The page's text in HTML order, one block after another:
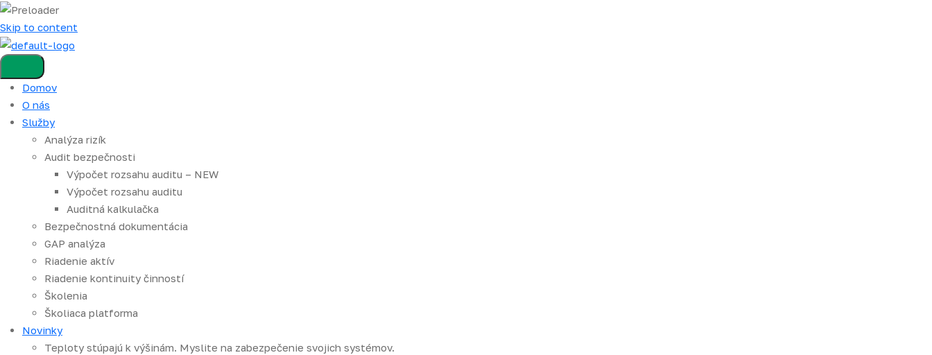
Skip to content
Domov
O nás
Služby
Analýza rizík
Audit bezpečnosti
Výpočet rozsahu auditu – NEW
Výpočet rozsahu auditu
Auditná kalkulačka
Bezpečnostná dokumentácia
GAP analýza
Riadenie aktív
Riadenie kontinuity činností
Školenia
Školiaca platforma
Novinky
Teploty stúpajú k výšinám. Myslite na zabezpečenie svojich systémov.